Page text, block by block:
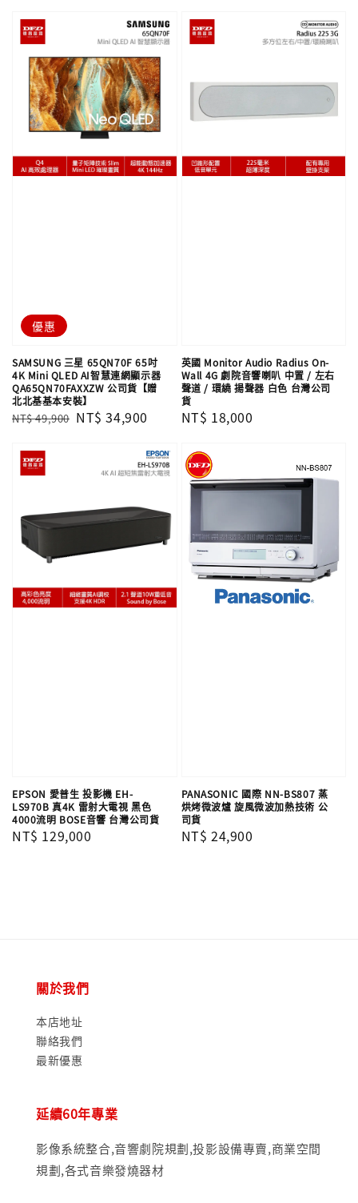
優惠
SAMSUNG 三星 65QN70F 65吋
4K Mini QLED AI智慧連網顯示器
QA65QN70FAXXZW 公司貨【贈
北北基基本安裝】
Regular
NT$ 49,900 Sale
NT$ 34,900
英國 Monitor Audio Radius On-
Wall 4G 劇院音響喇叭 中置 / 左右
聲道 / 環繞 揚聲器 白色 台灣公司
貨
Regular
NT$ 18,000
EPSON 愛普生 投影機 EH-
LS970B 真4K 雷射大電視 黑色
4000流明 BOSE音響 台灣公司貨
Regular
NT$ 129,000
PANASONIC 國際 NN-BS807 蒸
烘烤微波爐 旋風微波加熱技術 公
司貨
Regular
NT$ 24,900
關於我們
本店地址
聯絡我們
最新優惠
延續60年專業
影像系統整合,音響劇院規劃,投影設備專賣,商業空間
規劃,各式音樂發燒器材